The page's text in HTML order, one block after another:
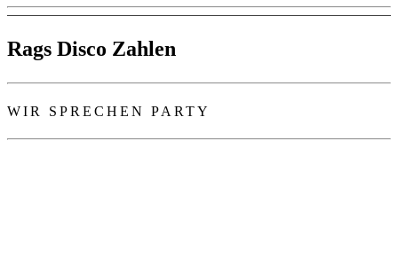
Rags Disco Zahlen
WIR SPRECHEN PARTY